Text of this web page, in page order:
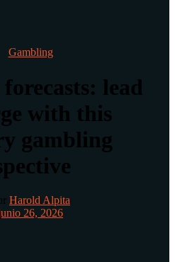
Gambling
lead
with this
gambling
Harold Alpita
26, 2026